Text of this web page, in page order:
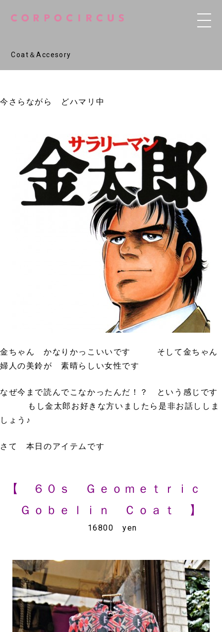
Coat＆Accesory
今さらながら どハマリ中
金ちゃん かなりかっこいいです そして金ちゃん
婦人の美鈴が 素晴らしい女性です
なぜ今まで読んでこなかったんだ！？ という感じです
もし金太郎お好きな方いましたら是非お話ししま
しょう♪
さて 本日のアイテムです
【 ６０ｓ Ｇｅｏｍｅｔｒｉｃ
Ｇｏｂｅｌｉｎ Ｃｏａｔ 】
16800 yen